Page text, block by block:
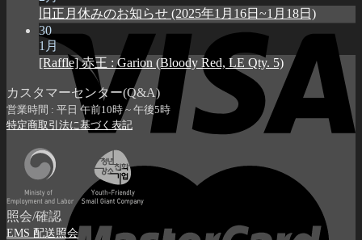
旧正月休みのお知らせ (2025年1月16日~1月18日)
30
1月
[Raffle] 赤王 : Garion (Bloody Red, LE Qty. 5)
カスタマーセンター(Q&A)
営業時間 : 平日 午前10時 ~ 午後5時
特定商取引法に基づく表記
照会/確認
EMS 配送照会